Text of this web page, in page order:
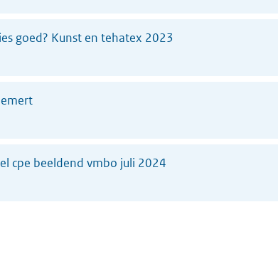
goed? Kunst en tehatex 2023
cpe beeldend vmbo juli 2024